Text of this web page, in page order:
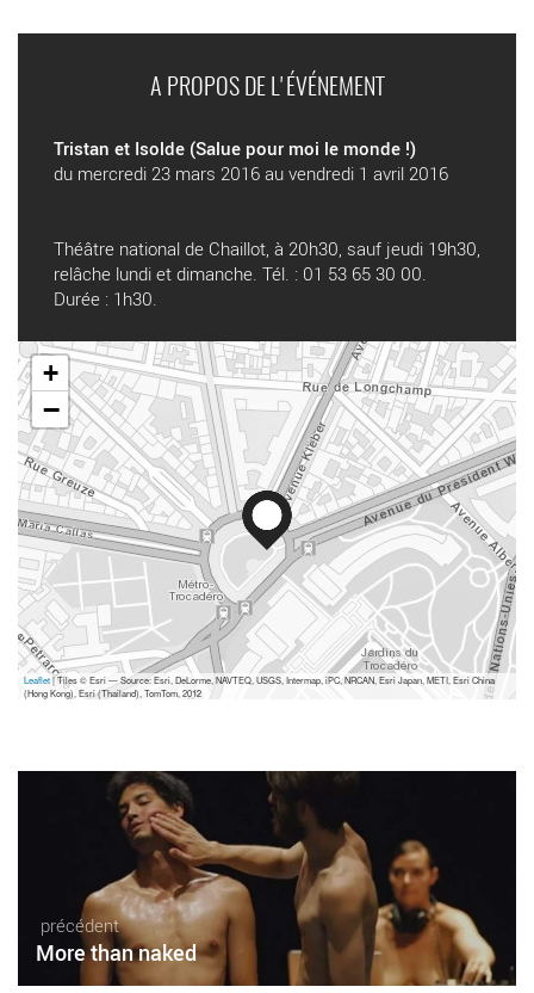
A PROPOS DE L'ÉVÉNEMENT
Tristan et Isolde (Salue pour moi le monde !)
du mercredi 23 mars 2016 au vendredi 1 avril 2016
Théâtre national de Chaillot, à 20h30, sauf jeudi 19h30,
relâche lundi et dimanche. Tél. : 01 53 65 30 00.
Durée : 1h30.
+
−
Leaflet| Tiles © Esri — Source: Esri, DeLorme, NAVTEQ, USGS, Intermap, iPC, NRCAN, Esri Japan, METI, Esri China
(Hong Kong), Esri (Thailand), TomTom, 2012
précédent
More than naked